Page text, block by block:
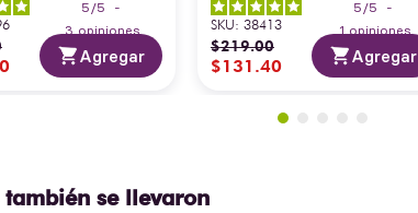
5 /5
-
3 opiniones
Agregar
5 /5
-
1 opiniones
SKU: 38413
$219.00
$131 .40 Agregar
se llevaron